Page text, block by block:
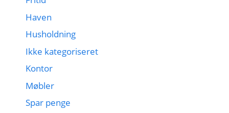
Haven
Husholdning
Ikke kategoriseret
Kontor
Møbler
Spar penge